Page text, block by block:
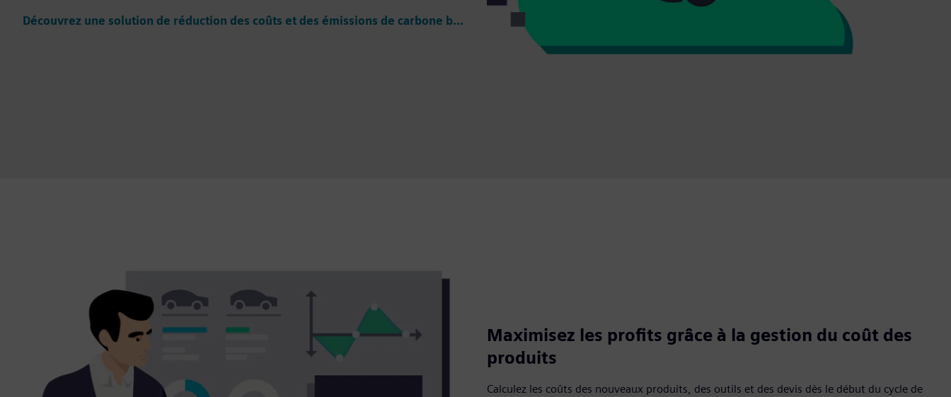
Découvrez une solution de réduction des coûts et des émissions de carbone basée sur le cloud
Maximisez les profits grâce à la gestion du coût des
produits
Calculez les coûts des nouveaux produits, des outils et des devis dès le début du cycle de